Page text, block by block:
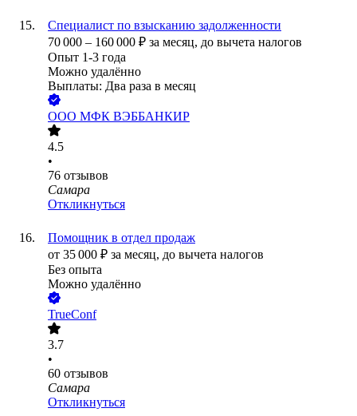
Специалист по взысканию задолженности
70 000 – 160 000 ₽ за месяц, до вычета налогов
Опыт 1-3 года
Можно удалённо
Выплаты: Два раза в месяц
ООО МФК ВЭББАНКИР
4.5
•
76 отзывов
Самара
Откликнуться
Помощник в отдел продаж
от 35 000 ₽ за месяц, до вычета налогов
Без опыта
Можно удалённо
TrueConf
3.7
•
60 отзывов
Самара
Откликнуться